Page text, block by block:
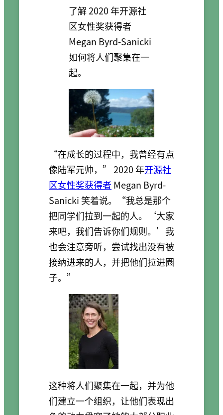
了解 2020 年开源社
区女性奖获得者
Megan Byrd-Sanicki
如何将人们聚集在一
起。
“在成长的过程中，我曾经有点
像陆军元帅，” 2020 年开源社
区女性奖获得者 Megan Byrd-
Sanicki 笑着说。“我总是那个
把同学们拉到一起的人。‘大家
来吧，我们告诉你们规则。’我
也会注意旁听，尝试找出没有被
接纳进来的人，并把他们拉进圈
子。”
这种将人们聚集在一起，并为他
们建立一个组织，让他们表现出